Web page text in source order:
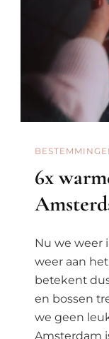
6x
Nu we weer
weer aan
betekent
en bossen
we geen
Amsterdam